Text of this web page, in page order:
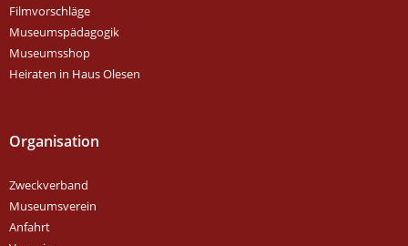
Filmvorschläge
Museumspädagogik
Museumsshop
Heiraten in Haus Olesen
Organisation
Zweckverband
Museumsverein
Anfahrt